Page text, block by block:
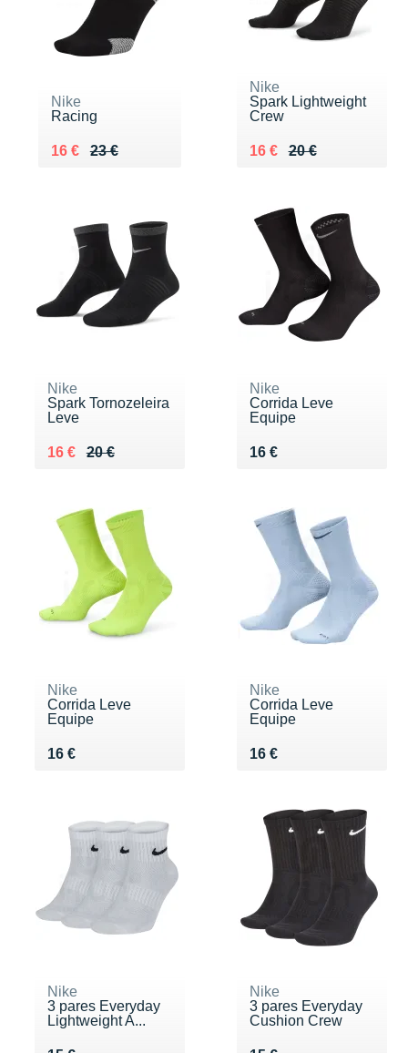
Nike
Racing
23 €
Au lieu de 23 €
16 €
Vendu 16 €
Nike
Spark Lightweight
Crew
20 €
Au lieu de 20 €
16 €
Vendu 16 €
Nike
Spark Tornozeleira
Leve
20 €
Au lieu de 20 €
16 €
Vendu 16 €
Nike
Corrida Leve
Equipe
16 €
Vendu 16 €
Nike
Corrida Leve
Equipe
16 €
Vendu 16 €
Nike
Corrida Leve
Equipe
16 €
Vendu 16 €
Nike
3 pares Everyday
Lightweight A...
Nike
3 pares Everyday
Cushion Crew